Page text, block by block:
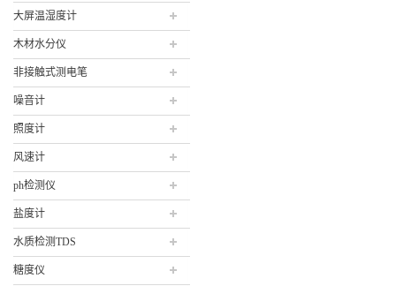
大屏温湿度计
木材水分仪
非接触式测电笔
噪音计
照度计
风速计
ph检测仪
盐度计
水质检测TDS
糖度仪